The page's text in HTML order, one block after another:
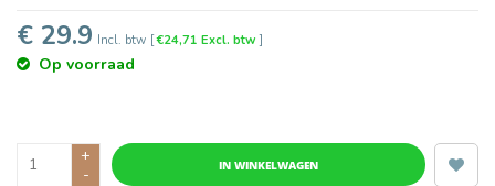
€ 29.9 Incl. btw [€24,71 Excl. btw]
Op voorraad
+
-
IN WINKELWAGEN